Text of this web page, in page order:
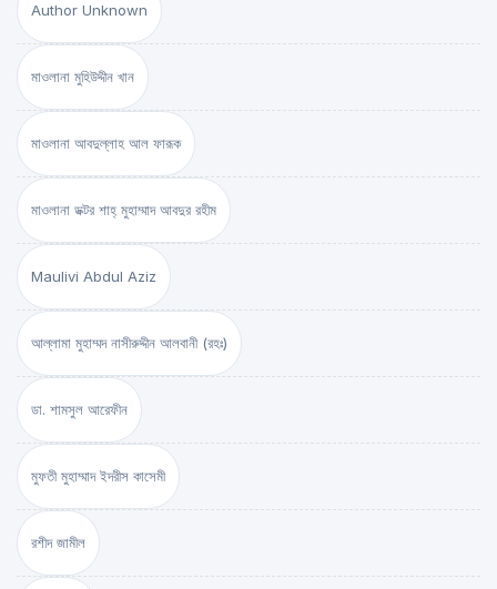
Author Unknown
মাওলানা মুহিউদ্দীন খান
মাওলানা আবদুল্লাহ আল ফারূক
মাওলানা ডক্টর শাহ্‌ মুহাম্মাদ আবদুর রহীম
Maulivi Abdul Aziz
আল্লামা মুহাম্মদ নাসীরুদ্দীন আলবানী (রহঃ)
ডা. শামসুল আরেফীন
মুফতী মুহাম্মাদ ইদরীস কাসেমী
রশীদ জামীল